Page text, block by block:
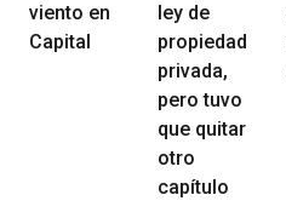
viento en
Capital
ley de
propiedad
privada,
pero tuvo
que quitar
otro
capítulo